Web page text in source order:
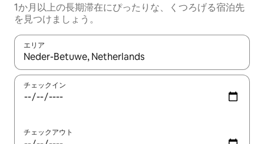
1か月以上の長期滞在にぴったりな、くつろげる宿泊先
を見つけましょう。
エリア
検索結果が表示されたら、上下の矢印キーを使って移動するか
チェックイン
チェックアウト